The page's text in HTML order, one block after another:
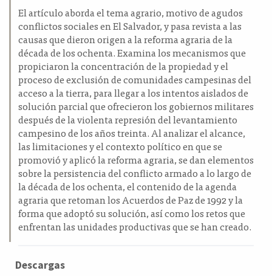
El artículo aborda el tema agrario, motivo de agudos
conflictos sociales en El Salvador, y pasa revista a las
causas que dieron origen a la reforma agraria de la
década de los ochenta. Examina los mecanismos que
propiciaron la concentración de la propiedad y el
proceso de exclusión de comunidades campesinas del
acceso a la tierra, para llegar a los intentos aislados de
solución parcial que ofrecieron los gobiernos militares
después de la violenta represión del levantamiento
campesino de los años treinta. Al analizar el alcance,
las limitaciones y el contexto político en que se
promovió y aplicó la reforma agraria, se dan elementos
sobre la persistencia del conflicto armado a lo largo de
la década de los ochenta, el contenido de la agenda
agraria que retoman los Acuerdos de Paz de 1992 y la
forma que adoptó su solución, así como los retos que
enfrentan las unidades productivas que se han creado.
Descargas